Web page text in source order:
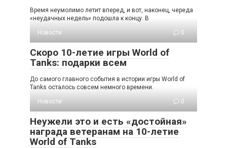
Время неумолимо летит вперед, и вот, наконец, череда
«неудачных недель» подошла к концу. В
Новости
0
Скоро 10-летие игры World of
Tanks: подарки всем
До самого главного события в истории игры World of
Tanks осталось совсем немного времени.
Новости
0
Неужели это и есть «достойная»
награда ветеранам на 10-летие
World of Tanks